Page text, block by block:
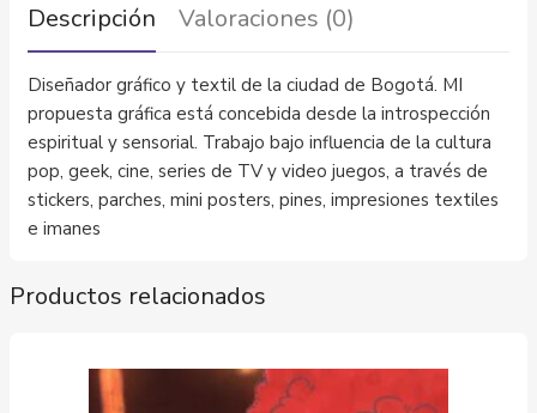
Descripción Valoraciones (0)
Diseñador gráfico y textil de la ciudad de Bogotá. MI
propuesta gráfica está concebida desde la introspección
espiritual y sensorial. Trabajo bajo influencia de la cultura
pop, geek, cine, series de TV y video juegos, a través de
stickers, parches, mini posters, pines, impresiones textiles
e imanes
Productos relacionados